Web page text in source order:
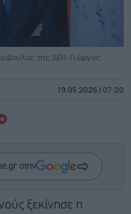
της ΔΕΗ, Γιώργος
19.05.2026 | 07:20
στην
ξεκίνησε η